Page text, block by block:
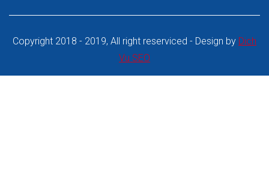
Copyright 2018 - 2019, All right reserviced - Design by Dich
Vu SEO